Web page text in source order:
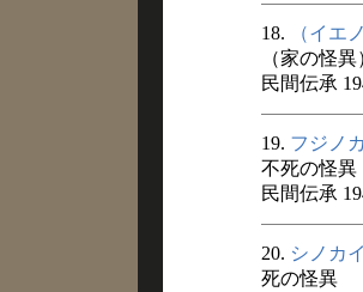
18.
（イエ
（家の怪異
民間伝承
19. フジノ
不死の怪異
民間伝承
20. シノカ
死の怪異